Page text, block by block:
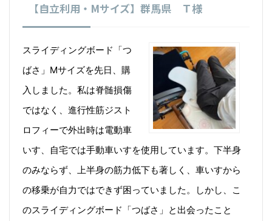
【自立利用・Mサイズ】群馬県 Ｔ様
スライディングボード「つ
ばさ」Mサイズを先日、購
入しました。私は脊髄損傷
ではなく、進行性筋ジスト
ロフィーで外出時は電動車
いす、自宅では手動車いすを使用しています。下半身
のみならず、上半身の筋力低下も著しく、車いすから
の移乗が自力ではできず困っていました。しかし、こ
のスライディングボード「つばさ」と出会ったこと